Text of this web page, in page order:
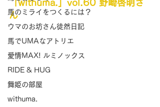
馬のミライをつくるには？
ウマのお坊さん徒然日記
馬でUMAなアトリエ
愛情MAX! ルミノックス
RIDE & HUG
舞姫の部屋
withuma.
「withuma.」vol.60 野崎啓明さ
ん